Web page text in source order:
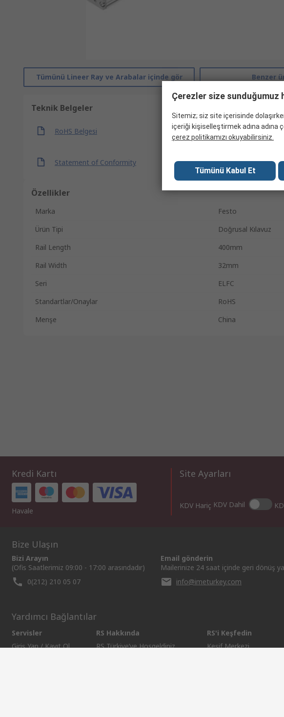
Tümünü Lineer Ray ve Arabalar içinde gör Benzer
Teknik Belgeler
RoHS Belgesi
Statement of Conformity
Özellikler
Marka
Festo
Ürün Tipi
Doğrusal Kılavuz
Rail Length
400mm
Rail Width
32mm
Seri
ELFC
Standartlar/Onaylar
RoHS
Menşe
China
Kredi Kartı
Havale
Site Ayarları
KDV Hariç KDV Dahil
Bize Ulaşın
Bizi Arayın
(Ofis Saatlerimiz 09:00 - 17:00 arasındadır)
0(212) 210 05 07
Email gönderin
Mailerinize 24 saat içinde geri dönüş
info@imeturkey.com
Yardımcı Bağlantılar
Servisler
Giriş Yap / Kayıt Ol
RS Hakkında
RS Türkiye’ye Hosgeldiniz
RS'i Keşfedin
Keşif Merkezi
Çerezler size
Sitemiz; siz site içerisinde
içeriği kişiselleştirmek adına adına
çerez politikamızı okuyabilirsiniz.
Tümünü Kabul Et